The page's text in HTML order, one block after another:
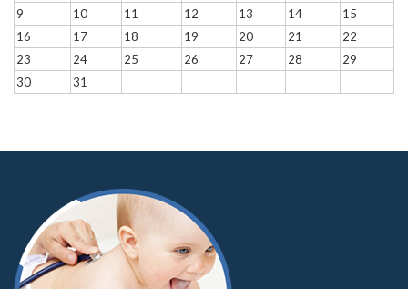
9
10 11 12 13 14
15
16
17 18 19 20 21
22
23
24 25 26 27 28
29
30
31